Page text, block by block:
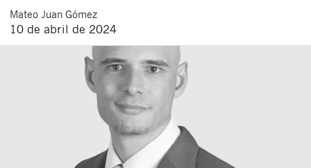
Mateo Juan Gómez
10 de abril de 2024